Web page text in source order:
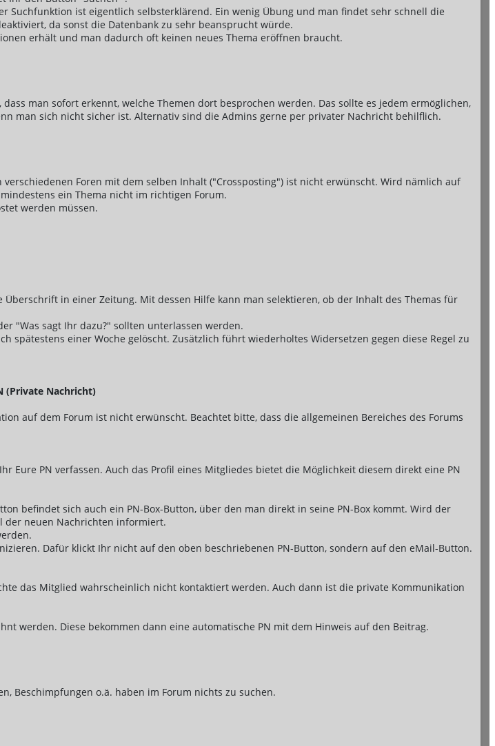
Suchfunktion ist eigentlich selbsterklärend. Ein wenig Übung und man findet sehr schnell die
da sonst die Datenbank zu sehr beansprucht würde.
erhält und man dadurch oft keinen neues Thema eröffnen braucht.
man sofort erkennt, welche Themen dort besprochen werden. Das sollte es jedem ermöglichen,
man sich nicht sicher ist. Alternativ sind die Admins gerne per privater Nachricht behilflich.
Foren mit dem selben Inhalt ("Crossposting") ist nicht erwünscht. Wird nämlich auf
ein Thema nicht im richtigen Forum.
werden müssen.
in einer Zeitung. Mit dessen Hilfe kann man selektieren, ob der Inhalt des Themas für
"Was sagt Ihr dazu?" sollten unterlassen werden.
spätestens einer Woche gelöscht. Zusätzlich führt wiederholtes Widersetzen gegen diese Regel zu
(Private Nachricht)
auf dem Forum ist nicht erwünscht. Beachtet bitte, dass die allgemeinen Bereiches des Forums
Eure PN verfassen. Auch das Profil eines Mitgliedes bietet die Möglichkeit diesem direkt eine PN
befindet sich auch ein PN-Box-Button, über den man direkt in seine PN-Box kommt. Wird der
der neuen Nachrichten informiert.
Dafür klickt Ihr nicht auf den oben beschriebenen PN-Button, sondern auf den eMail-Button.
das Mitglied wahrscheinlich nicht kontaktiert werden. Auch dann ist die private Kommunikation
werden. Diese bekommen dann eine automatische PN mit dem Hinweis auf den Beitrag.
Beschimpfungen o.ä. haben im Forum nichts zu suchen.